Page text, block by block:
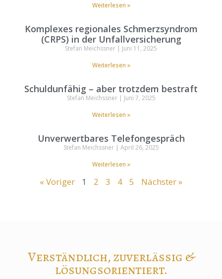
Weiterlesen »
Komplexes regionales Schmerzsyndrom
(CRPS) in der Unfallversicherung
Stefan Meichssner
Juni 11, 2025
Weiterlesen »
Schuldunfähig – aber trotzdem bestraft
Stefan Meichssner
Juni 7, 2025
Weiterlesen »
Unverwertbares Telefongespräch
Stefan Meichssner
April 26, 2025
Weiterlesen »
« Voriger 1 2 3 4 5 Nächster »
Verständlich, zuverlässig &
lösungsorientiert.